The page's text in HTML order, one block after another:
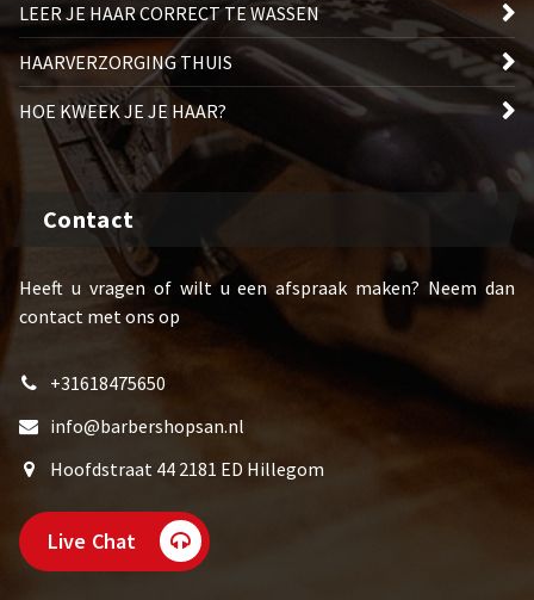
LEER JE HAAR CORRECT TE WASSEN
HAARVERZORGING THUIS
HOE KWEEK JE JE HAAR?
Contact
Heeft u vragen of wilt u een afspraak maken? Neem dan
contact met ons op
+31618475650
info@barbershopsan.nl
Hoofdstraat 44 2181 ED Hillegom
Live Chat